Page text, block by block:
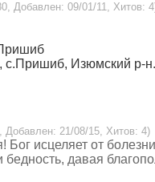
Добавлен: 09/01/11, Хитов:
с.Пришиб, Изюмский р-
Добавлен: 21/08/15, Хитов: 4)
исцеляет от
давая